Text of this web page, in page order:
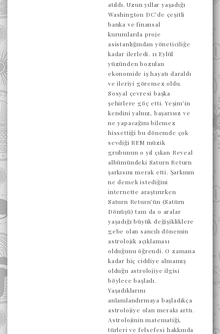
atıldı. Uzun yıllar yaşadığı
Washington DC’de çeşitli
banka ve finansal
kurumlarda proje
asistanlığından yöneticiliğe
kadar ilerledi. 11 Eylül
yüzünden bozulan
ekonomide iş hayatı daraldı
ve ileriyi göremez oldu.
Sosyal çevresi başka
şehirlere göç etti. Yeşim’in
kendini yalnız, başarısız ve
ne yapacağını bilemez
hissettiği bu dönemde çok
sevdiği REM müzik
grubunun o yıl çıkan Reveal
albümündeki Saturn Return
şarkısını merak etti. Şarkının
ne demek istediğini
internette araştırırken
Saturn Return’ün (Satürn
Dönüşü) tam da o aralar
yaşadığı büyük değişikliklere
gebe olan sancılı dönemin
astrolojik açıklaması
olduğunu öğrendi. O zamana
kadar hiç ciddiye almamış
olduğu astrolojiye ilgisi
böylece başladı.
Yaşadıklarını
anlamlandırmaya başladıkça
astrolojiye olan merakı arttı.
Astrolojinin matematiği,
türleri ve felsefesi hakkında